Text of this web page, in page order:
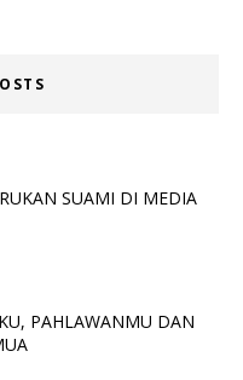
SUAMI DI MEDIA
PAHLAWANMU DAN